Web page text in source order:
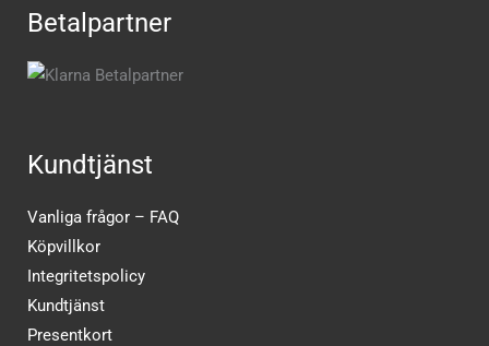
Betalpartner
Kundtjänst
Vanliga frågor – FAQ
Köpvillkor
Integritetspolicy
Kundtjänst
Presentkort